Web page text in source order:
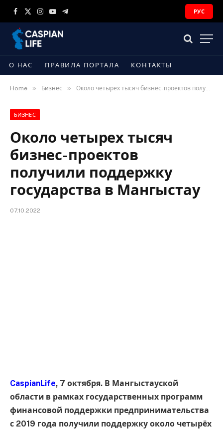
Facebook
X
Instagram
YouTubeTelegram
РУС
О НАС ПРАВИЛА ПОРТАЛА КОНТАКТЫ
Home » Бизнес » Около четырех тысяч бизнес-проектов получили поддержку государства в Мангыстау
БИЗНЕС
Около четырех тысяч
бизнес-проектов
получили поддержку
государства в Мангыстау
07.10.2022
CaspianLife, 7 октября. В Мангыстауской
области в рамках государственных программ
финансовой поддержки предпринимательства
с 2019 года получили поддержку около четырёх